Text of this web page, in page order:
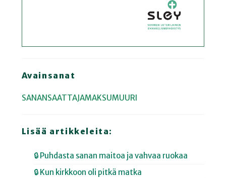
Avainsanat
SANANSAATTAJAMAKSUMUURI
Lisää artikkeleita:
🔒 Puhdasta sanan maitoa ja vahvaa ruokaa
🔒 Kun kirkkoon oli pitkä matka